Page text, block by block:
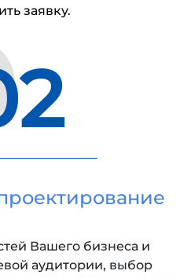
заявку.
Вашего бизнеса и
аудитории, выбор